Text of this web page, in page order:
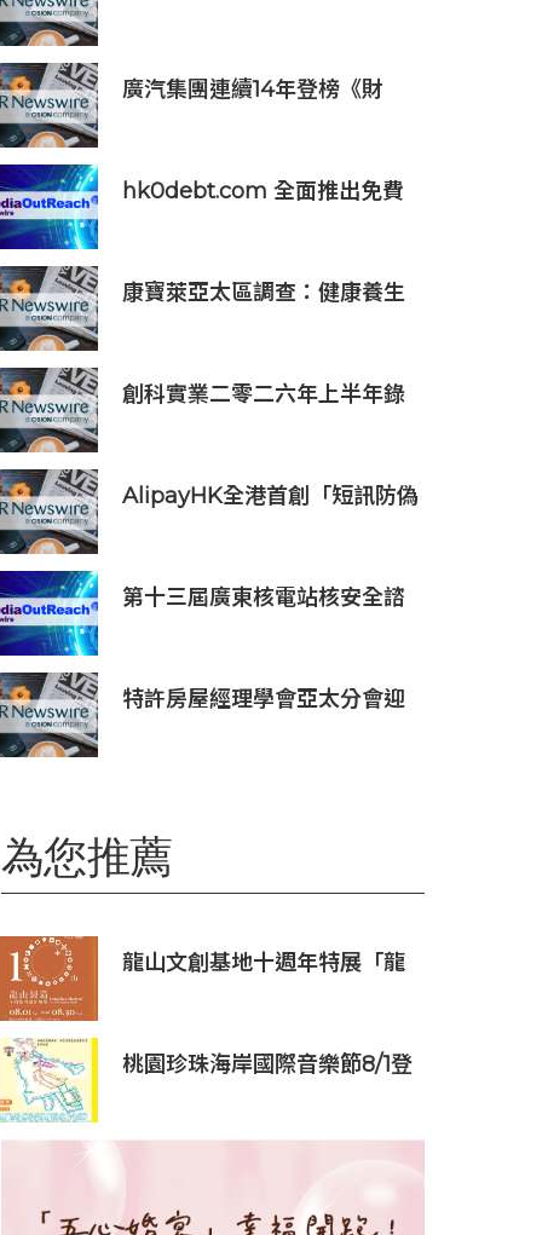
廣汽集團連續14年登榜《財
hk0debt.com 全面推出免費
康寶萊亞太區調查：健康養生
創科實業二零二六年上半年錄
AlipayHK全港首創「短訊防偽
城反詐
第十三屆廣東核電站核安全諮
特許房屋經理學會亞太分會迎
為您推薦
龍山文創基地十週年特展「龍
桃園珍珠海岸國際音樂節8/1登